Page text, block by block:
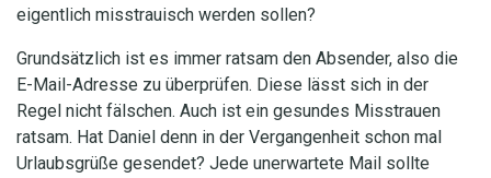
eigentlich misstrauisch werden sollen?
Grundsätzlich ist es immer ratsam den Absender, also die
E-Mail-Adresse zu überprüfen. Diese lässt sich in der
Regel nicht fälschen. Auch ist ein gesundes Misstrauen
ratsam. Hat Daniel denn in der Vergangenheit schon mal
Urlaubsgrüße gesendet? Jede unerwartete Mail sollte